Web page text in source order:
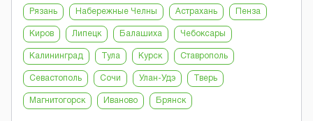
Рязань Набережные Челны Астрахань Пенза
Киров Липецк Балашиха Чебоксары
Калининград Тула Курск Ставрополь
Севастополь Сочи Улан-Удэ Тверь
Магнитогорск Иваново Брянск